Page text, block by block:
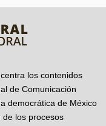
los contenidos
de Comunicación
democrática de México
de los procesos